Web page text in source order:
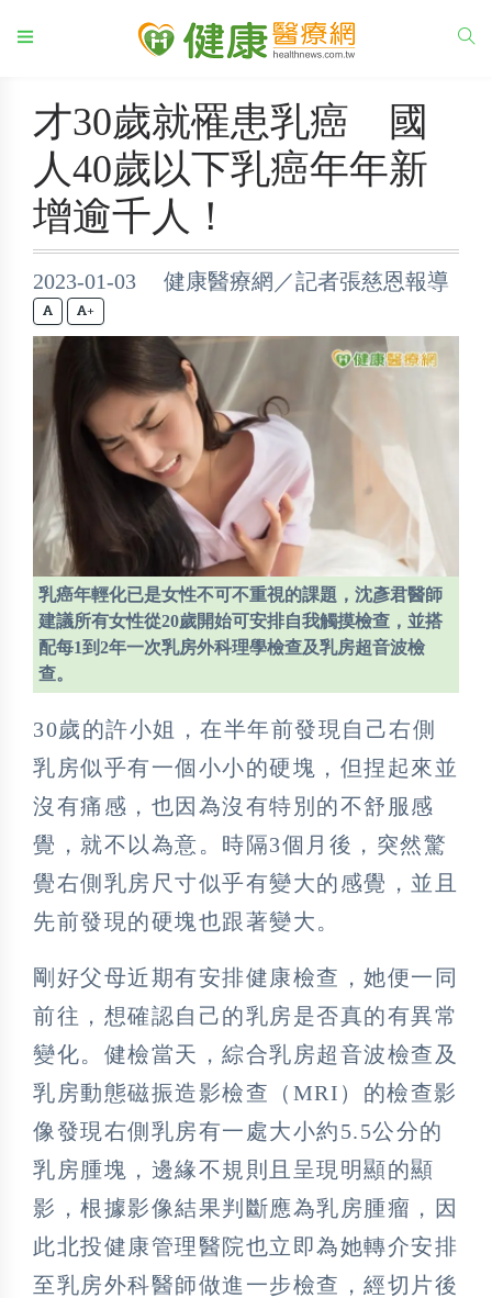
才30歲就罹患乳癌 國
人40歲以下乳癌年年新
增逾千人！
2023-01-03 健康醫療網／記者張慈恩報導
+
乳癌年輕化已是女性不可不重視的課題，沈彥君醫師
建議所有女性從20歲開始可安排自我觸摸檢查，並搭
配每1到2年一次乳房外科理學檢查及乳房超音波檢
查。
30歲的許小姐，在半年前發現自己右側
乳房似乎有一個小小的硬塊，但捏起來並
沒有痛感，也因為沒有特別的不舒服感
覺，就不以為意。時隔3個月後，突然驚
覺右側乳房尺寸似乎有變大的感覺，並且
先前發現的硬塊也跟著變大。
剛好父母近期有安排健康檢查，她便一同
前往，想確認自己的乳房是否真的有異常
變化。健檢當天，綜合乳房超音波檢查及
乳房動態磁振造影檢查（MRI）的檢查影
像發現右側乳房有一處大小約5.5公分的
乳房腫塊，邊緣不規則且呈現明顯的顯
影，根據影像結果判斷應為乳房腫瘤，因
此北投健康管理醫院也立即為她轉介安排
至乳房外科醫師做進一步檢查，經切片後